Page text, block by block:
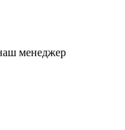
менеджер